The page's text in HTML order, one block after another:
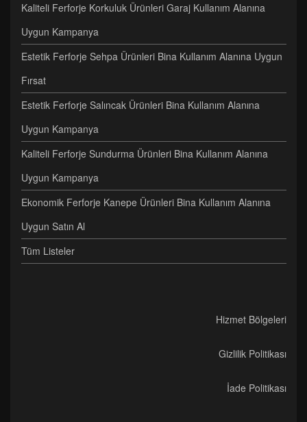
Kaliteli Ferforje Korkuluk Ürünleri Garaj Kullanım Alanına
Uygun Kampanya
Estetik Ferforje Sehpa Ürünleri Bina Kullanım Alanına Uygun
Fırsat
Estetik Ferforje Salıncak Ürünleri Bina Kullanım Alanına
Uygun Kampanya
Kaliteli Ferforje Sundurma Ürünleri Bina Kullanım Alanına
Uygun Kampanya
Ekonomik Ferforje Kanepe Ürünleri Bina Kullanım Alanına
Uygun Satın Al
Tüm Listeler
Hizmet Bölgeleri
Gizlilik Politikası
İade Politikası